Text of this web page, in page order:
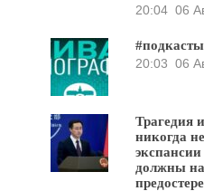
20:04 06
20:03 06
Трагедия
никогда
должны